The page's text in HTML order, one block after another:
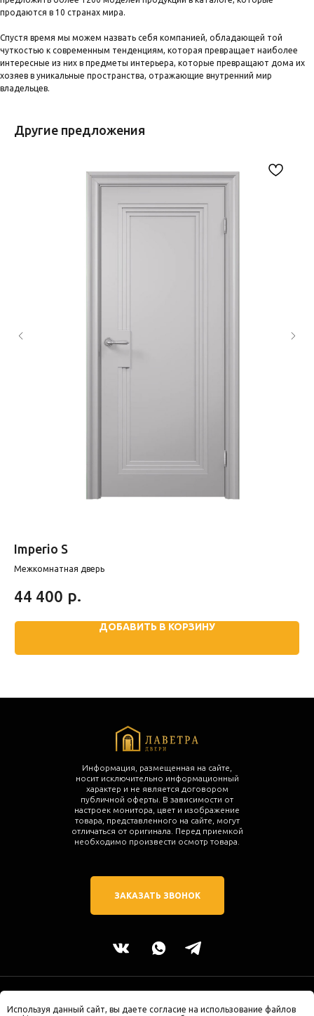
Используя данный сайт, вы даете согласие на использование файлов
продаются в 10 странах мира.
Спустя время мы можем назвать себя компанией, обладающей той
чуткостью к современным тенденциям, которая превращает наиболее
интересные из них в предметы интерьера, которые превращают дома их
хозяев в уникальные пространства, отражающие внутренний мир
владельцев.
Другие предложения
Imperio S
Межкомнатная дверь
44 400 р.
ДОБАВИТЬ В КОРЗИНУ
2025 © ЛАВЕТРА двери. Все права защищены.
г. Калининград, ул. Молодой Гвардии 34
Информация, размещенная на сайте,
носит исключительно информационный
характер и не является договором
публичной оферты. В зависимости от
настроек монитора, цвет и изображение
товара, представленного на сайте, могут
отличаться от оригинала. Перед приемкой
необходимо произвести осмотр товара.
ЗАКАЗАТЬ ЗВОНОК